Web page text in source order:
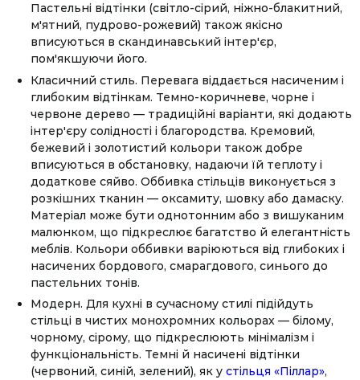
Пастельні відтінки (світло-сірий, ніжно-блакитний,
м'ятний, пудрово-рожевий) також якісно
вписуються в скандинавський інтер'єр,
пом'якшуючи його.
Класичний стиль. Перевага віддається насиченим і
глибоким відтінкам. Темно-коричневе, чорне і
червоне дерево — традиційні варіанти, які додають
інтер'єру солідності і благородства. Кремовий,
бежевий і золотистий кольори також добре
вписуються в обстановку, надаючи їй теплоту і
додаткове сяйво. Оббивка стільців виконується з
розкішних тканин — оксамиту, шовку або дамаску.
Матеріал може бути однотонним або з вишуканим
малюнком, що підкреслює багатство й елегантність
меблів. Кольори оббивки варіюються від глибоких і
насичених бордового, смарагдового, синього до
пастельних тонів.
Модерн. Для кухні в сучасному стилі підійдуть
стільці в чистих монохромних кольорах — білому,
чорному, сірому, що підкреслюють мінімалізм і
функціональність. Темні й насичені відтінки
(червоний, синій, зелений), як у стільця «Піллар»,